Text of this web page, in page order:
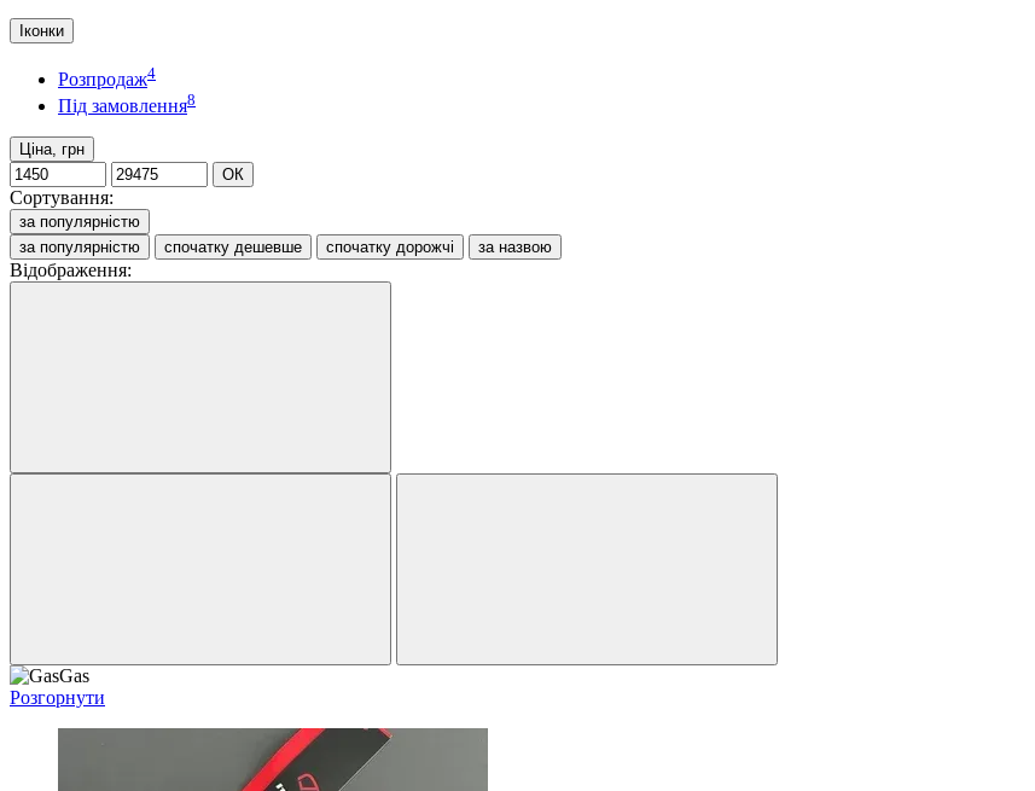
Іконки
Розпродаж4
Під замовлення8
Ціна, грн
ОК
Сортування:
за популярністю
за популярністю
спочатку дешевше спочатку дорожчі за назвою
Відображення:
Розгорнути